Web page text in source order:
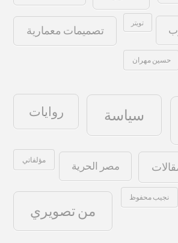
تصميمات معمارية
تويتر
حسين مهران
روايات سياسة
مؤلفاتي مصر الحرية
من تصويري
نجيب محفوظ